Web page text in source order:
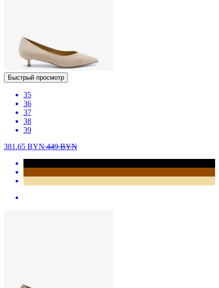
Быстрый просмотр
35
36
37
38
39
381.65 BYN449BYN